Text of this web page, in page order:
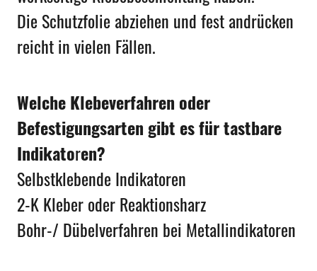
Die Schutzfolie abziehen und fest andrücken
reicht in vielen Fällen.
Welche Klebeverfahren oder
Befestigungsarten gibt es für tastbare
Indikatoren?
Selbstklebende Indikatoren
2-K Kleber oder Reaktionsharz
Bohr-/ Dübelverfahren bei Metallindikatoren